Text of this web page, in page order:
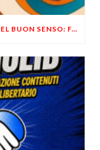
LIBERTÀ, PRIVACY ED ECONOMIA DEL BUON SENSO: FACCO E MUSUMECI A CASALECCHIO DI RENO (BO)